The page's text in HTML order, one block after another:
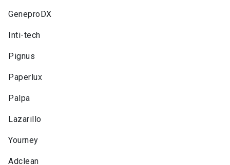
GeneproDX
Inti-tech
Pignus
Paperlux
Palpa
Lazarillo
Yourney
Adclean